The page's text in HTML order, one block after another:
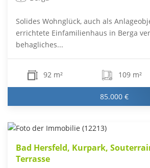
Solides Wohnglück, auch als
errichtete Einfamilienhaus in Berga
behagliches...
92 m² 109 m²
85.000 €
Bad Hersfeld, Kurpark,
Terrasse